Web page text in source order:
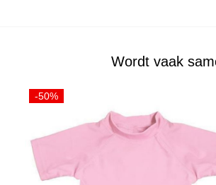
Wordt vaak
-50%